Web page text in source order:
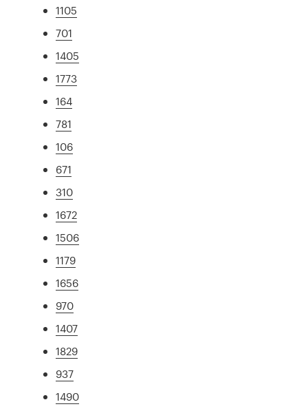
1105
701
1405
1773
164
781
106
671
310
1672
1506
1179
1656
970
1407
1829
937
1490